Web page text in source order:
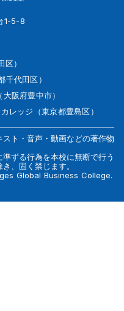
1-5-8
）
代田区）
阪府豊中市）
レッジ（東京都豊島区）
ト・音声・動画などの著作物
ずる行為を本校に無断で行う
、固く禁じます。
Global Business College.